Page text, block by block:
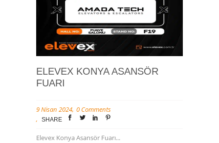
ELEVEX KONYA ASANSÖR
FUARI
9 Nisan 2024 0 Comments
SHARE
Elevex Konya Asansör Fuarı...